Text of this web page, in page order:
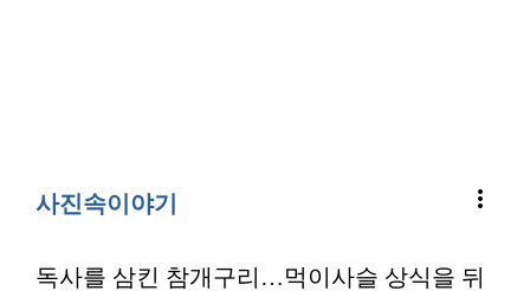
사진속이야기 more_vert
독사를 삼킨 참개구리…먹이사슬 상식을 뒤